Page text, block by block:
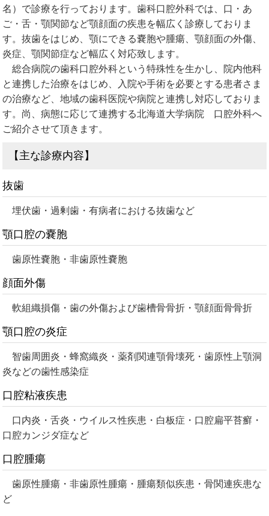
名）で診療を行っております。歯科口腔外科では、口・あ
ご・舌・顎関節など顎顔面の疾患を幅広く診療しておりま
す。抜歯をはじめ、顎にできる嚢胞や腫瘍、顎顔面の外傷、
炎症、顎関節症など幅広く対応致します。
総合病院の歯科口腔外科という特殊性を生かし、院内他科
と連携した治療をはじめ、入院や手術を必要とする患者さま
の治療など、地域の歯科医院や病院と連携し対応しておりま
す。尚、病態に応じて連携する北海道大学病院 口腔外科へ
ご紹介させて頂きます。
【主な診療内容】
抜歯
埋伏歯・過剰歯・有病者における抜歯など
顎口腔の嚢胞
歯原性嚢胞・非歯原性嚢胞
顔面外傷
軟組織損傷・歯の外傷および歯槽骨骨折・顎顔面骨骨折
顎口腔の炎症
智歯周囲炎・蜂窩織炎・薬剤関連顎骨壊死・歯原性上顎洞
炎などの歯性感染症
口腔粘液疾患
口内炎・舌炎・ウイルス性疾患・白板症・口腔扁平苔癬・
口腔カンジダ症など
口腔腫瘍
歯原性腫瘍・非歯原性腫瘍・腫瘍類似疾患・骨関連疾患な
ど